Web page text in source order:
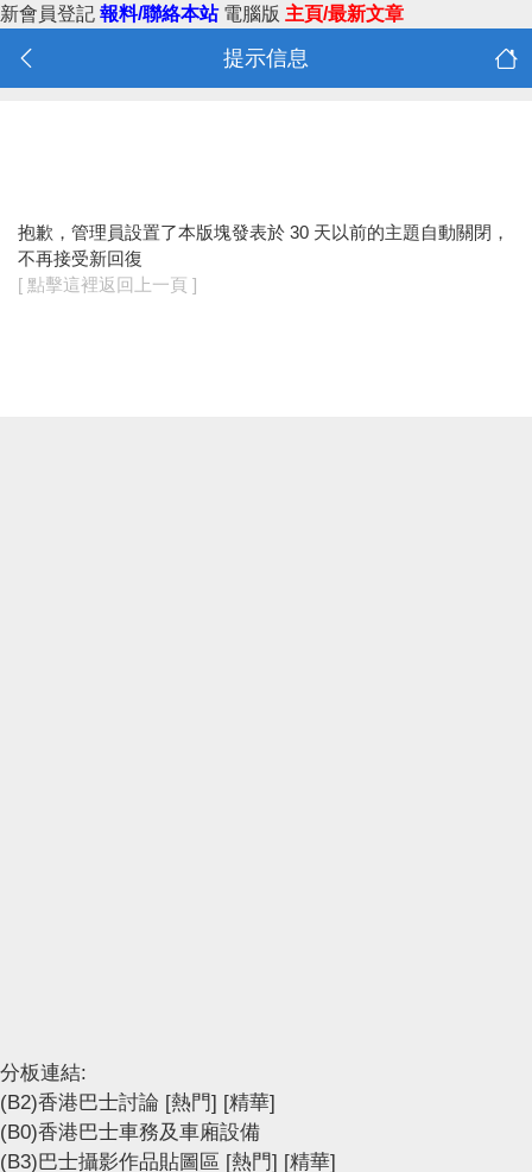
新會員登記 報料/聯絡本站 電腦版 主頁/最新文章
提示信息
抱歉，管理員設置了本版塊發表於 30 天以前的主題自動關閉，
不再接受新回復
[ 點擊這裡返回上一頁 ]
分板連結:
(B2)香港巴士討論 [熱門] [精華]
(B0)香港巴士車務及車廂設備
(B3)巴士攝影作品貼圖區 [熱門] [精華]